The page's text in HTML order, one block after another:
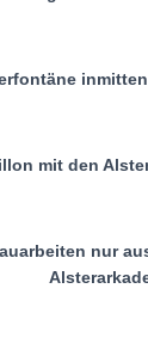
mit den
nur